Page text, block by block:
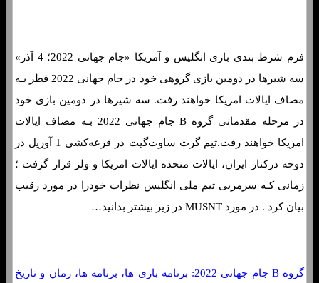
فرم شرط بندی بازی انگلیس و آمریکا «جام جهانی 2022؛ 4 آذر»
سه شیرها در دومین بازی گروهی خود در جام جهانی 2022 قطر بـه
مصاف ایالات امریکا خواهند رفت. سه شیرها در دومین بازی خود
در مرحله مقدماتی گروه B جام جهانی 2022 بـه مصاف ایالات
امریکا خواهند رفت.تیم گرت ساوت‌گیت در قرعه‌کشی 1 آوریل در
دوحه درکنار ایران، ایالات متحده ایالات امریکا و ولز قرار گرفت ؛
زمانی کـه سرمربی تیم ملی انگلیس نظرات خودرا در مورد رقیب
بیان کرد . در مورد MUSNT در زیر بیشتر بدانید…
گروه B جام جهانی 2022: برنامه بازی ها، برنامه ها، زمان و تاریخ